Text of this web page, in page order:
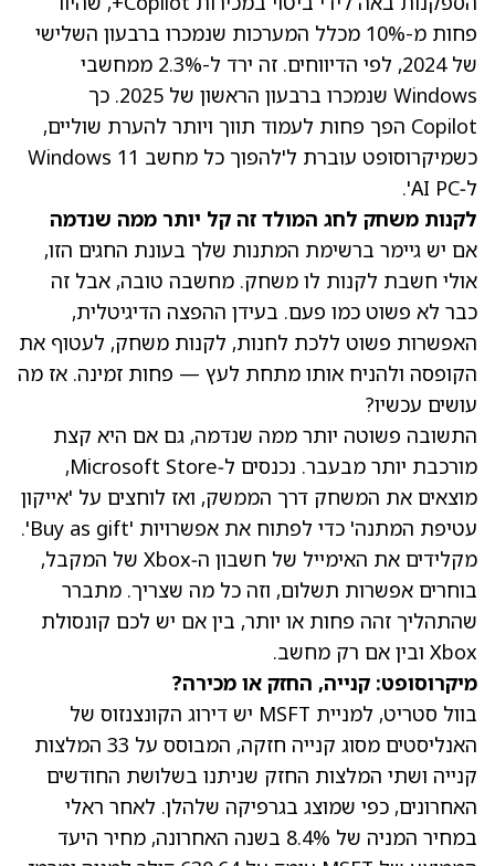
פחות מ-10% מכלל המערכות שנמכרו ברבעון השלישי
של 2024, לפי הדיווחים. זה ירד ל-2.3% ממחשבי
Windows שנמכרו ברבעון הראשון של 2025. כך
Copilot הפך פחות לעמוד תווך ויותר להערת שוליים,
כשמיקרוסופט עוברת ל'להפוך כל מחשב Windows 11
ל‑AI PC'.
לקנות משחק לחג המולד זה קל יותר ממה שנדמה
אם יש גיימר ברשימת המתנות שלך בעונת החגים הזו,
אולי חשבת לקנות לו משחק. מחשבה טובה, אבל זה
כבר לא פשוט כמו פעם. בעידן ההפצה הדיגיטלית,
האפשרות פשוט ללכת לחנות, לקנות משחק, לעטוף את
הקופסה ולהניח אותו מתחת לעץ — פחות זמינה. אז מה
עושים עכשיו?
התשובה פשוטה יותר ממה שנדמה, גם אם היא קצת
מורכבת יותר מבעבר. נכנסים ל‑Microsoft Store,
מוצאים את המשחק דרך הממשק, ואז לוחצים על 'אייקון
עטיפת המתנה' כדי לפתוח את אפשרויות 'Buy as gift'.
מקלידים את האימייל של חשבון ה‑Xbox של המקבל,
בוחרים אפשרות תשלום, וזה כל מה שצריך. מתברר
שהתהליך זהה פחות או יותר, בין אם יש לכם קונסולת
Xbox ובין אם רק מחשב.
מיקרוסופט: קנייה, החזק או מכירה?
בוול סטריט, למניית MSFT יש דירוג הקונצנזוס של
האנליסטים מסוג קנייה חזקה, המבוסס על 33 המלצות
קנייה ושתי המלצות החזק שניתנו בשלושת החודשים
האחרונים, כפי שמוצג בגרפיקה שלהלן. לאחר ראלי
במחיר המניה של 8.4% בשנה האחרונה,
מחיר היעד